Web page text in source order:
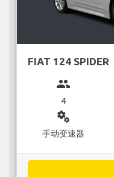
FIAT 124 SPIDER
group
4
miscellaneous_services
手动变速器